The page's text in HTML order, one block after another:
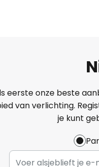
eerste onze beste
van verlichting.
je kunt